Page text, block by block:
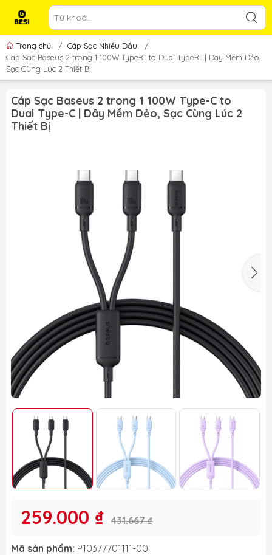
Trang chủ / Cáp Sạc Nhiều Đầu
/
Cáp Sạc Baseus 2 trong 1 100W Type-C to Dual Type-C | Dây Mềm Dẻo,
Sạc Cùng Lúc 2 Thiết Bị
Cáp Sạc Baseus 2 trong 1 100W Type-C to
Dual Type-C | Dây Mềm Dẻo, Sạc Cùng Lúc 2
Thiết Bị
259.000 ₫ 431.667 ₫
Mã sản phẩm: P10377701111-00